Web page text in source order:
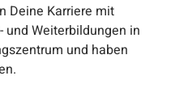
Deine Karriere mit
und Weiterbildungen in
und haben